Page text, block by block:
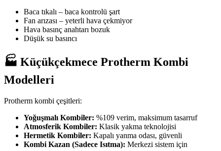
Baca tıkalı – baca kontrolü şart
Fan arızası – yeterli hava çekmiyor
Hava basınç anahtarı bozuk
Düşük su basıncı
🏭 Küçükçekmece Protherm Kombi
Modelleri
Protherm kombi çeşitleri:
Yoğuşmalı Kombiler: %109 verim, maksimum tasarruf
Atmosferik Kombiler: Klasik yakma teknolojisi
Hermetik Kombiler: Kapalı yanma odası, güvenli
Kombi Kazan (Sadece Isıtma): Merkezi sistem için